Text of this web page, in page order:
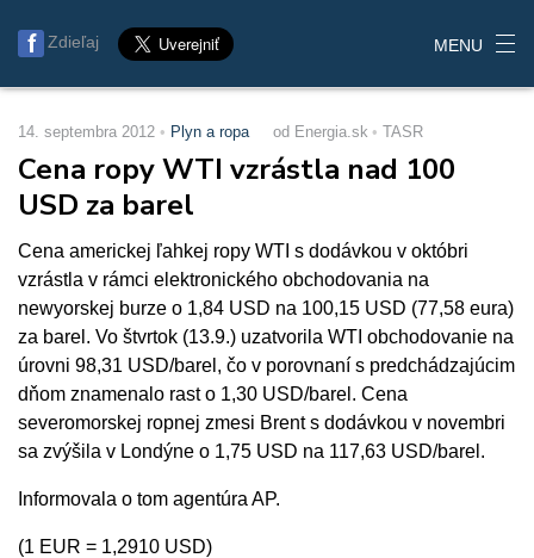
Zdieľaj MENU
14. septembra 2012 Plyn a ropa od Energia.sk TASR
Cena ropy WTI vzrástla nad 100
USD za barel
Cena americkej ľahkej ropy WTI s dodávkou v októbri
vzrástla v rámci elektronického obchodovania na
newyorskej burze o 1,84 USD na 100,15 USD (77,58 eura)
za barel. Vo štvrtok (13.9.) uzatvorila WTI obchodovanie na
úrovni 98,31 USD/barel, čo v porovnaní s predchádzajúcim
dňom znamenalo rast o 1,30 USD/barel. Cena
severomorskej ropnej zmesi Brent s dodávkou v novembri
sa zvýšila v Londýne o 1,75 USD na 117,63 USD/barel.
Informovala o tom agentúra AP.
(1 EUR = 1,2910 USD)